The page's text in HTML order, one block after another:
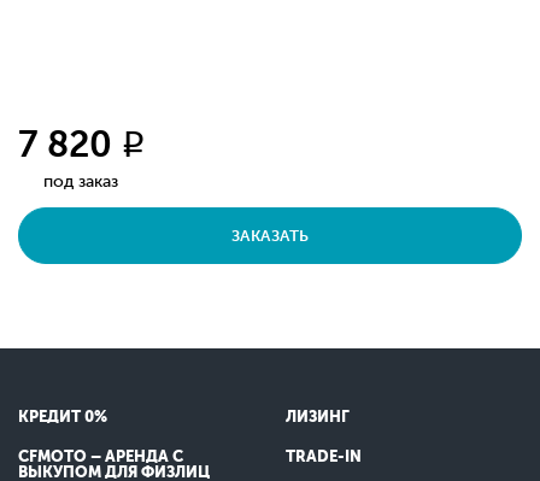
7 820 q
под заказ
ЗАКАЗАТЬ
КРЕДИТ 0% ЛИЗИНГ
CFMOTO – АРЕНДА С
ВЫКУПОМ ДЛЯ ФИЗЛИЦ
TRADE-IN